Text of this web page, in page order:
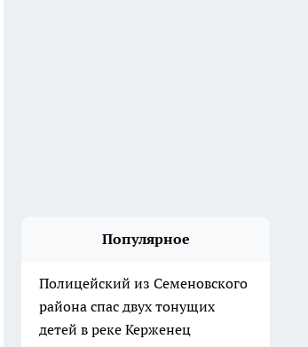
Популярное
Полицейский из Семеновского
района спас двух тонущих
детей в реке Керженец